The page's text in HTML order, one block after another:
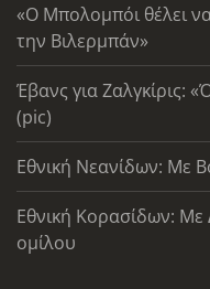
«Ο Μπολομπόι θέλει
την Βιλερμπάν»
Έβανς για Ζαλγκίρις:
(pic)
Εθνική Νεανίδων: Με
Εθνική Κορασίδων: Με
ομίλου